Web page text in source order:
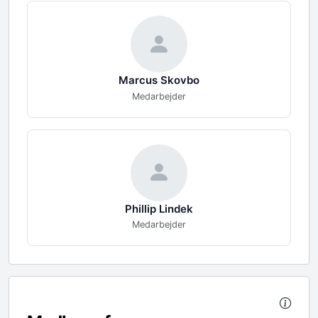
Marcus Skovbo
Medarbejder
Phillip Lindek
Medarbejder